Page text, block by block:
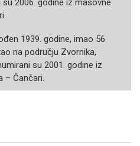
2006. godine iz masovne
1939. godine, imao 56
na području Zvornika,
su 2001. godine iz
– Čančari.